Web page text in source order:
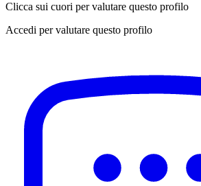
Clicca sui cuori per valutare questo profilo
Accedi per valutare questo profilo